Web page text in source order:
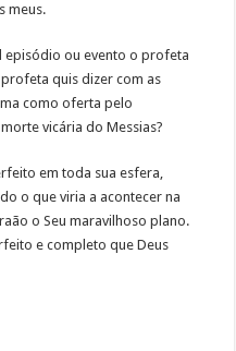
meus.
episódio ou evento o profeta
quis dizer com as
como oferta pelo
vicária do Messias?
em toda sua esfera,
o que viria a acontecer na
o Seu maravilhoso plano.
e completo que Deus